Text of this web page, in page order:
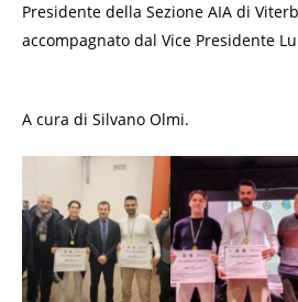
Presidente della Sezione AIA di
accompagnato dal Vice Presidente
A cura di Silvano Olmi.